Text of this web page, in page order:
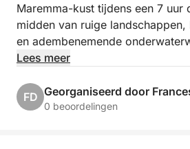
Maremma-kust tijdens een 7 uur
midden van ruige
en adembenemende
Vertrekkend vanuit Marina di
wind gevormde kliffen en baaien
bereikbaar zijn.
Lees meer
FD Georganiseerd door
0 beoordelingen